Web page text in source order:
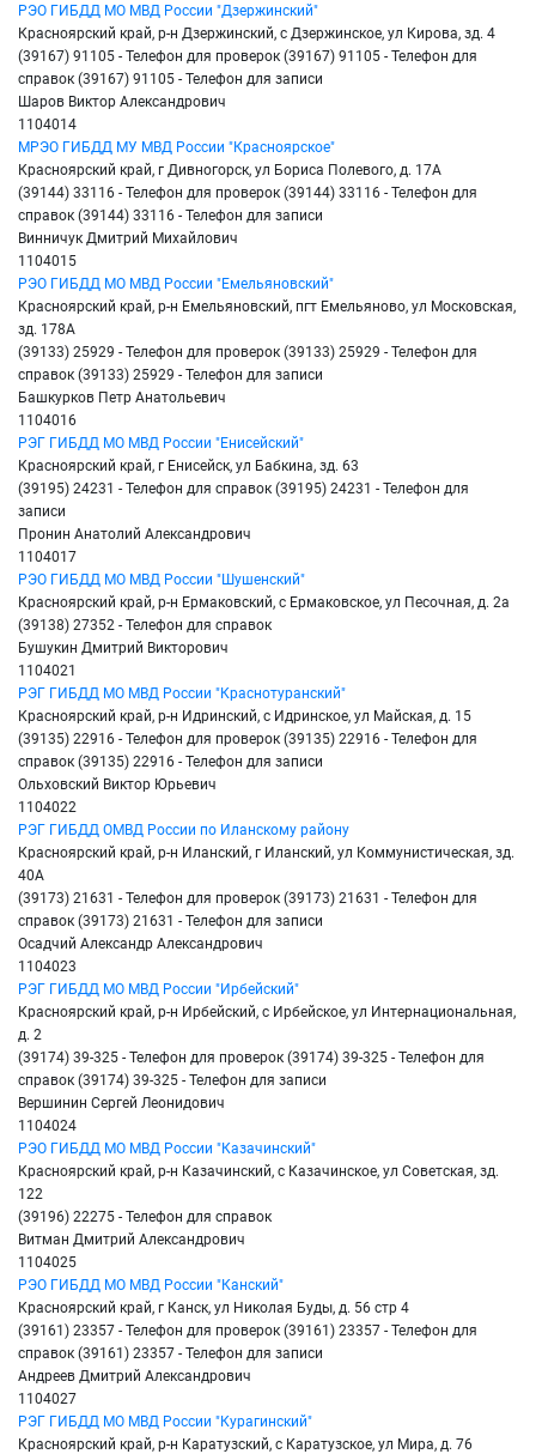
РЭО ГИБДД МО МВД России "Дзержинский"
Красноярский край, р-н Дзержинский, с Дзержинское, ул Кирова, зд. 4
(39167) 91105 - Телефон для проверок (39167) 91105 - Телефон для
справок (39167) 91105 - Телефон для записи
Шаров Виктор Александрович
1104014
МРЭО ГИБДД МУ МВД России "Красноярское"
Красноярский край, г Дивногорск, ул Бориса Полевого, д. 17А
(39144) 33116 - Телефон для проверок (39144) 33116 - Телефон для
справок (39144) 33116 - Телефон для записи
Винничук Дмитрий Михайлович
1104015
РЭО ГИБДД МО МВД России "Емельяновский"
Красноярский край, р-н Емельяновский, пгт Емельяново, ул Московская,
зд. 178А
(39133) 25929 - Телефон для проверок (39133) 25929 - Телефон для
справок (39133) 25929 - Телефон для записи
Башкурков Петр Анатольевич
1104016
РЭГ ГИБДД МО МВД России "Енисейский"
Красноярский край, г Енисейск, ул Бабкина, зд. 63
(39195) 24231 - Телефон для справок (39195) 24231 - Телефон для
записи
Пронин Анатолий Александрович
1104017
РЭО ГИБДД МО МВД России "Шушенский"
Красноярский край, р-н Ермаковский, с Ермаковское, ул Песочная, д. 2а
(39138) 27352 - Телефон для справок
Бушукин Дмитрий Викторович
1104021
РЭГ ГИБДД МО МВД России "Краснотуранский"
Красноярский край, р-н Идринский, с Идринское, ул Майская, д. 15
(39135) 22916 - Телефон для проверок (39135) 22916 - Телефон для
справок (39135) 22916 - Телефон для записи
Ольховский Виктор Юрьевич
1104022
РЭГ ГИБДД ОМВД России по Иланскому району
Красноярский край, р-н Иланский, г Иланский, ул Коммунистическая, зд.
40А
(39173) 21631 - Телефон для проверок (39173) 21631 - Телефон для
справок (39173) 21631 - Телефон для записи
Осадчий Александр Александрович
1104023
РЭГ ГИБДД МО МВД России "Ирбейский"
Красноярский край, р-н Ирбейский, с Ирбейское, ул Интернациональная,
д. 2
(39174) 39-325 - Телефон для проверок (39174) 39-325 - Телефон для
справок (39174) 39-325 - Телефон для записи
Вершинин Сергей Леонидович
1104024
РЭО ГИБДД МО МВД России "Казачинский"
Красноярский край, р-н Казачинский, с Казачинское, ул Советская, зд.
122
(39196) 22275 - Телефон для справок
Витман Дмитрий Александрович
1104025
РЭО ГИБДД МО МВД России "Канский"
Красноярский край, г Канск, ул Николая Буды, д. 56 стр 4
(39161) 23357 - Телефон для проверок (39161) 23357 - Телефон для
справок (39161) 23357 - Телефон для записи
Андреев Дмитрий Александрович
1104027
РЭГ ГИБДД МО МВД России "Курагинский"
Красноярский край, р-н Каратузский, с Каратузское, ул Мира, д. 76